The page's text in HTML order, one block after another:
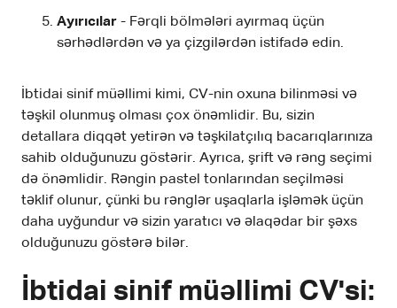
Ayırıcılar - Fərqli bölmələri ayırmaq üçün
sərhədlərdən və ya çizgilərdən istifadə edin.
İbtidai sinif müəllimi kimi, CV-nin oxuna bilinməsi və
təşkil olunmuş olması çox önəmlidir. Bu, sizin
detallara diqqət yetirən və təşkilatçılıq bacarıqlarınıza
sahib olduğunuzu göstərir. Ayrıca, şrift və rəng seçimi
də önəmlidir. Rəngin pastel tonlarından seçilməsi
təklif olunur, çünki bu rənglər uşaqlarla işləmək üçün
daha uyğundur və sizin yaratıcı və əlaqədar bir şəxs
olduğunuzu göstərə bilər.
İbtidai sinif müəllimi CV'si: